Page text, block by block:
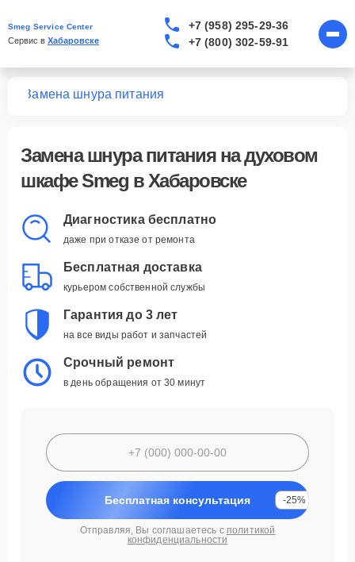
Smeg Service Center
Сервис в Хабаровске
+7 (958) 295-29-36
+7 (800) 302-59-91
Замена шнура питания
Замена шнура питанияна духовом
шкафе Smeg в Хабаровске
Диагностика бесплатно
даже при отказе от ремонта
Бесплатная доставка
курьером собственной службы
Гарантия до 3 лет
на все виды работ и запчастей
Срочный ремонт
в день обращения от 30 минут
Бесплатная консультация -25%
Отправляя, Вы соглашаетесь с политикой
конфиденциальности